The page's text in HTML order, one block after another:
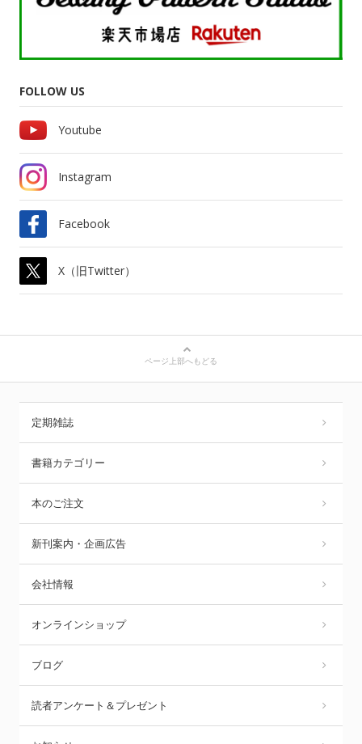
FOLLOW US
Youtube
Instagram
Facebook
X（旧Twitter）
ページ上部へもどる
定期雑誌
書籍カテゴリー
本のご注文
新刊案内・企画広告
会社情報
オンラインショップ
ブログ
読者アンケート＆プレゼント